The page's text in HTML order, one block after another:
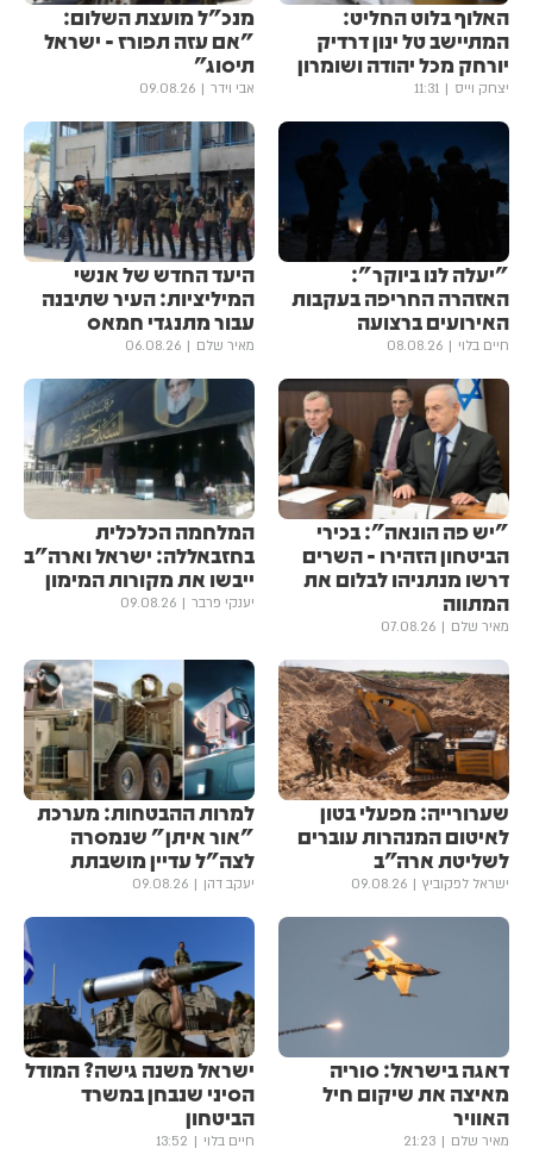
האלוף בלוט החליט:
המתיישב טל ינון דרדיק
יורחק מכל יהודה ושומרון
יצחק וייס 11:31
מנכ"ל מועצת השלום:
"אם עזה תפורז - ישראל
תיסוג"
אבי וידר 09.08.26
"יעלה לנו ביוקר":
האזהרה החריפה בעקבות
האירועים ברצועה
חיים בלוי 08.08.26
היעד החדש של אנשי
המיליציות: העיר שתיבנה
עבור מתנגדי חמאס
מאיר שלם 06.08.26
"יש פה הונאה": בכירי
הביטחון הזהירו - השרים
דרשו מנתניהו לבלום את
המתווה
מאיר שלם 07.08.26
המלחמה הכלכלית
בחזבאללה: ישראל וארה"ב
ייבשו את מקורות המימון
יענקי פרבר 09.08.26
שערורייה: מפעלי בטון
לאיטום המנהרות עוברים
לשליטת ארה״ב
ישראל לפקוביץ 09.08.26
למרות ההבטחות: מערכת
"אור איתן" שנמסרה
לצה"ל עדיין מושבתת
יעקב דהן 09.08.26
דאגה בישראל: סוריה
מאיצה את שיקום חיל
האוויר
מאיר שלם 21:23
ישראל משנה גישה? המודל
הסיני שנבחן במשרד
הביטחון
חיים בלוי 13:52